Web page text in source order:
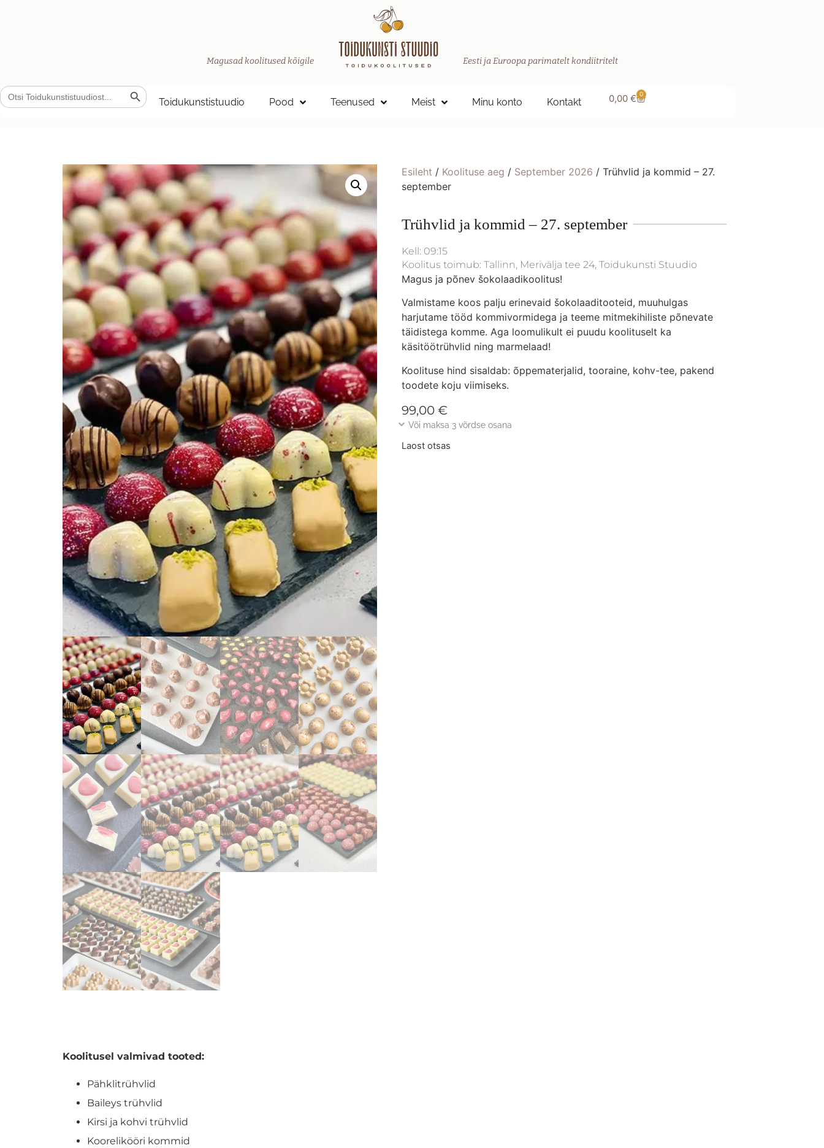
Magusad koolitused kõigile Eesti ja Euroopa parimatelt kondiitritelt
Search
for:
Search Button
Toidukunstistuudio Pood Teenused Meist Minu konto Kontakt 0,00 € 0
Esileht / Koolituse aeg / September 2026 / Trühvlid ja kommid – 27.
september
Trühvlid ja kommid – 27. september
Kell: 09:15
Koolitus toimub: Tallinn, Merivälja tee 24, Toidukunsti Stuudio
Magus ja põnev šokolaadikoolitus!
Valmistame koos palju erinevaid šokolaaditooteid, muuhulgas
harjutame tööd kommivormidega ja teeme mitmekihiliste põnevate
täidistega komme. Aga loomulikult ei puudu koolituselt ka
käsitöötrühvlid ning marmelaad!
Koolituse hind sisaldab: õppematerjalid, tooraine, kohv-tee, pakend
toodete koju viimiseks.
99,00 €
Või maksa 3 võrdse osana
Laost otsas
Koolitusel valmivad tooted:
Pähklitrühvlid
Baileys trühvlid
Kirsi ja kohvi trühvlid
Koorelikööri kommid